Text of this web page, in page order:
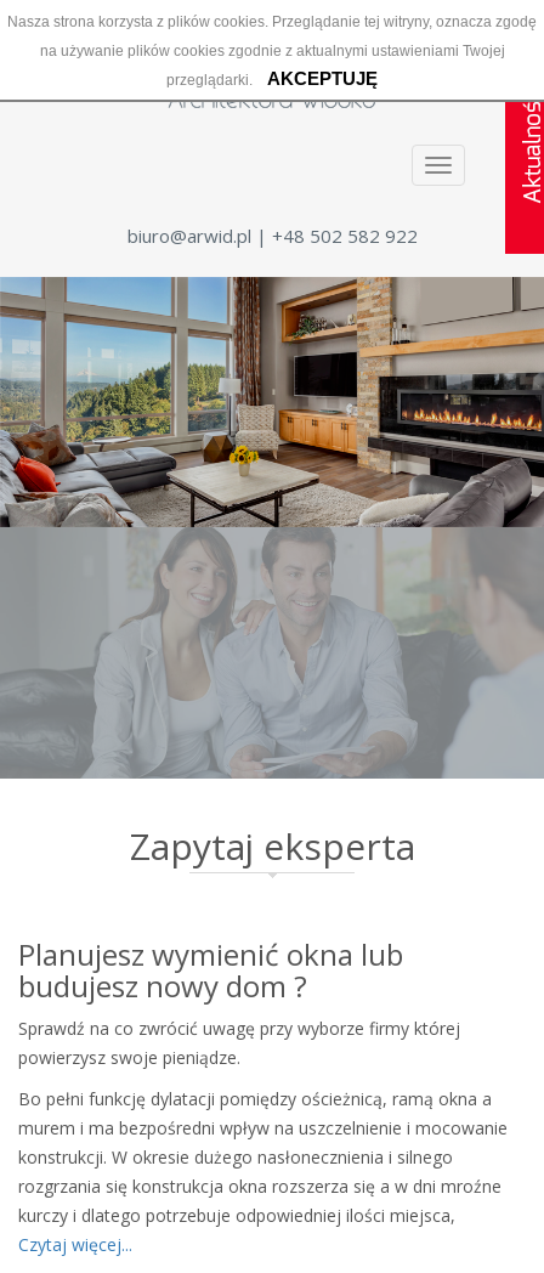
Nasza strona korzysta z plików cookies. Przeglądanie tej witryny, oznacza zgodę
na używanie plików cookies zgodnie z aktualnymi ustawieniami Twojej
przeglądarki.
AKCEPTUJĘ
biuro@arwid.pl | +48 502 582 922
Zapytaj eksperta
Planujesz wymienić okna lub
budujesz nowy dom ?
Sprawdź na co zwrócić uwagę przy wyborze firmy której
powierzysz swoje pieniądze.
Bo pełni funkcję dylatacji pomiędzy ościeżnicą, ramą okna a
murem i ma bezpośredni wpływ na uszczelnienie i mocowanie
konstrukcji. W okresie dużego nasłonecznienia i silnego
rozgrzania się konstrukcja okna rozszerza się a w dni mroźne
kurczy i dlatego potrzebuje odpowiedniej ilości miejsca,
Czytaj więcej...